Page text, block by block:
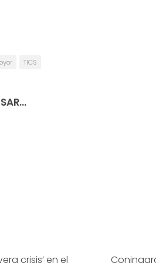
TICS
crisis’ en el